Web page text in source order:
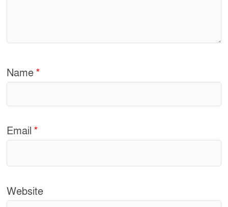
Name*
Email*
Website